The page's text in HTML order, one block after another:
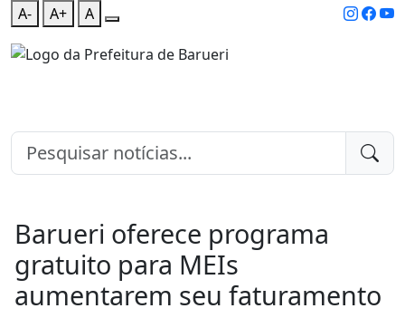
A- A+ A
Barueri oferece programa
gratuito para MEIs
aumentarem seu faturamento